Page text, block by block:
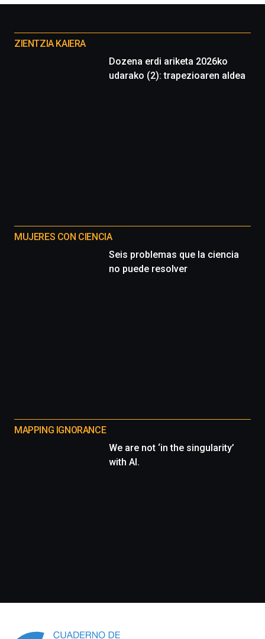
proyectos
ZIENTZIA KAIERA
Dozena erdi ariketa 2026ko
udarako (2): trapezioaren aldea
MUJERES CON CIENCIA
Seis problemas que la ciencia
no puede resolver
MAPPING IGNORANCE
We are not ‘in the singularity’
with AI.